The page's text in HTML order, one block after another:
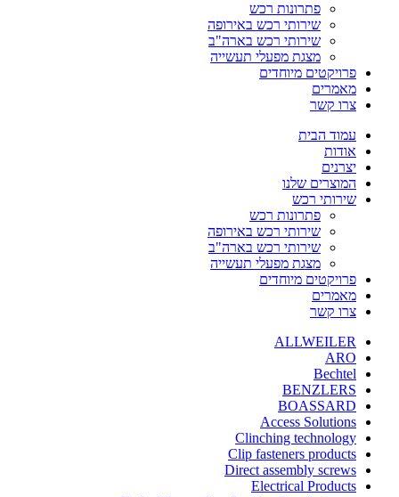
פתרונות רכש
שירותי רכש באירופה
שירותי רכש בארה"ב
מצגת מפעלי תעשייה
פרויקטים מיוחדים
מאמרים
צרו קשר
עמוד הבית
אודות
יצרנים
המוצרים שלנו
שירותי רכש
פתרונות רכש
שירותי רכש באירופה
שירותי רכש בארה"ב
מצגת מפעלי תעשייה
פרויקטים מיוחדים
מאמרים
צרו קשר
ALLWEILER
ARO
Bechtel
BENZLERS
BOASSARD
Access Solutions
Clinching technology
Clip fasteners products
Direct assembly screws
Electrical Products